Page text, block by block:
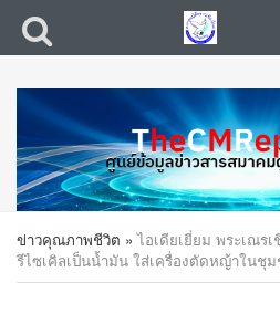
ข่าวคุณภาพชีวิต »ไอเดียเยี่ยม พระเณร
รีไซเคิลเป็นน้ำมัน ใส่เครื่องตัดหญ้าในชุ